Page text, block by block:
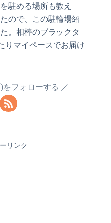
駐める場所も教え
ので、この駐輪場紹
。相棒のブラックタ
りマイペースでお届け
をフォローする
リンク